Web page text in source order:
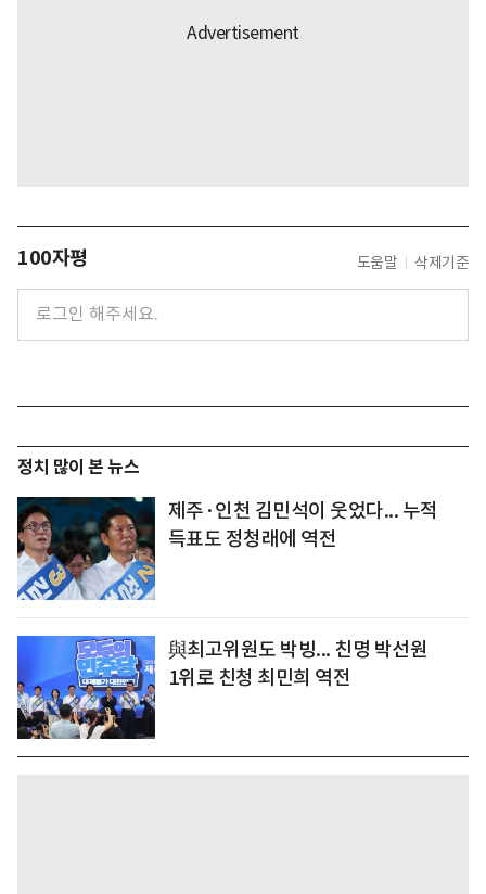
100자평 도움말 삭제기준
정치 많이 본 뉴스
제주·인천 김민석이 웃었다... 누적
득표도 정청래에 역전
與최고위원도 박빙... 친명 박선원
1위로 친청 최민희 역전